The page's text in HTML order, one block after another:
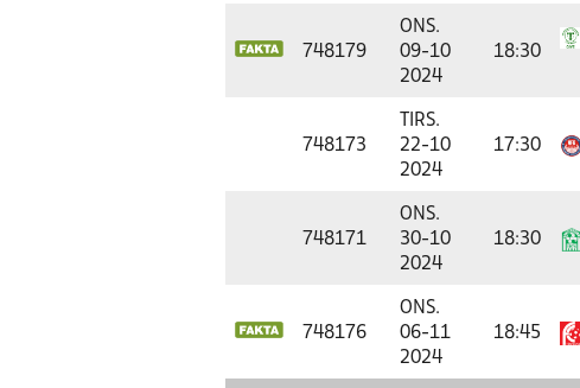
748179
ONS.
09-10
2024
18:30
748173
TIRS.
22-10
2024
17:30
748171
ONS.
30-10
2024
18:30
748176
ONS.
06-11
2024
18:45